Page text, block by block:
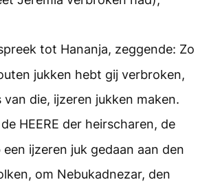
tot Hananja, zeggende: Zo
jukken hebt gij verbroken,
die, ijzeren jukken maken.
HEERE der heirscharen, de
een ijzeren juk gedaan aan den
om Nebukadnezar, den